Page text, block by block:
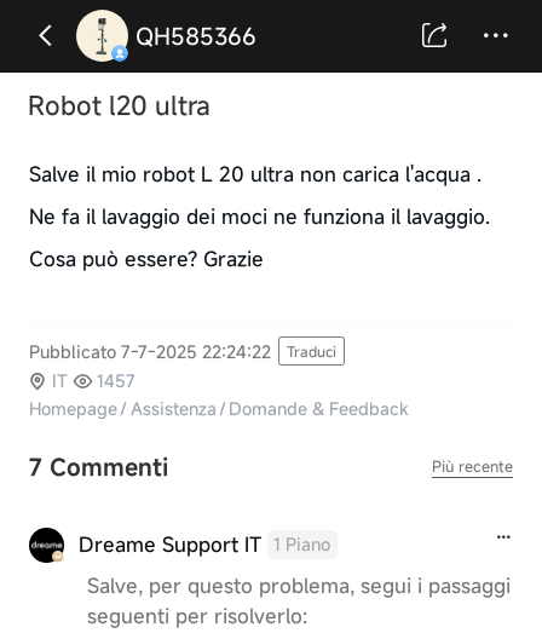
QH585366
Robot l20 ultra
Salve il mio robot L 20 ultra non carica l'acqua .
Ne fa il lavaggio dei moci ne funziona il lavaggio.
Cosa può essere? Grazie
Pubblicato 7-7-2025 22:24:22 Traduci
IT
1457
Homepage/ Assistenza/ Domande & Feedback
7 Commenti Più recente
Dreame Support IT 1 Piano
Salve, per questo problema, segui i passaggi
seguenti per risolverlo: